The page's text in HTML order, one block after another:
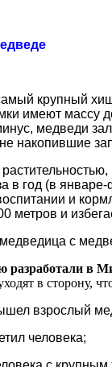
крупный
имеют массу
медведи
накопившие
в год (в
и
метров и
с
разработали в
в сторону,
взрослый
человека;